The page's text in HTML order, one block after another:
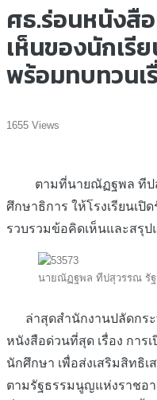
ศธ.ร่อนหนังสื
เห็นของนักเรี
พร้อมทบทวนเ
1655 Views
ตามที่นายณัฏฐพล ทีปสุ
ศึกษาธิการ ให้โรงเรียนเปิ
รวบรวมข้อคิดเห็นและสรุ
นายณัฏฐพล ทีปสุวรรณ รัฐ
ล่าสุดสำนักงานปลัดกระ
หนังสือด่วนที่สุด เรื่อง การ
นักศึกษา เพื่อส่งเสริมสิทธิ
ตามรัฐธรรมนูญแห่งราชอ